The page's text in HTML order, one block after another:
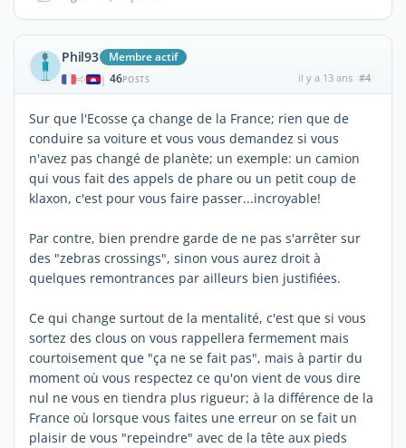
Phil93 Membre actif
| 46POSTS il y a 13 ans #4
Sur que l'Ecosse ça change de la France; rien que de
conduire sa voiture et vous vous demandez si vous
n'avez pas changé de planète; un exemple: un camion
qui vous fait des appels de phare ou un petit coup de
klaxon, c'est pour vous faire passer...incroyable!
Par contre, bien prendre garde de ne pas s'arrêter sur
des "zebras crossings", sinon vous aurez droit à
quelques remontrances par ailleurs bien justifiées.
Ce qui change surtout de la mentalité, c'est que si vous
sortez des clous on vous rappellera fermement mais
courtoisement que "ça ne se fait pas", mais à partir du
moment où vous respectez ce qu'on vient de vous dire
nul ne vous en tiendra plus rigueur; à la différence de la
France où lorsque vous faites une erreur on se fait un
plaisir de vous "repeindre" avec de la tête aux pieds